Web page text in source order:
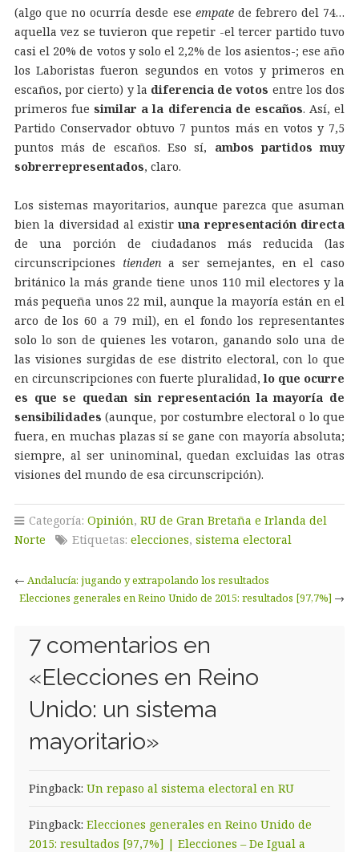
(algo que no ocurría desde ese empatede febrero del 74…
aquella vez se tuvieron que repetir -el tercer partido tuvo
casi el 20% de votos y solo el 2,2% de los asientos-; ese año
los Laboristas fueron segundos en votos y primeros en
escaños, por cierto) y la diferencia de votos entre los dos
primeros fue similar a la diferencia de escaños. Así, el
Partido Conservador obtuvo 7 puntos más en votos y 7,5
puntos más de escaños. Eso sí, ambos partidos muy
sobrerrepresentados, claro.
Los sistemas mayoritarios, aunque parezca que asuman
bien la diversidad al existiruna representación directa
de una porción de ciudadanos más reducida (las
circunscripciones tiendena ser semejantes, en el caso
británico la más grande tiene unos 110 mil electores y la
más pequeña unos 22 mil, aunque la mayoría están en el
arco de los 60 a 79 mil), en el fondo los representantes
solo lo son de quienes les votaron, ganando solo una de
las visiones surgidas de ese distrito electoral, con lo que
en circunscripciones con fuerte pluralidad,lo que ocurre
es que se quedan sin representación la mayoría de
sensibilidades (aunque, por costumbre electoral o lo que
fuera, en muchas plazas sí se gane con mayoría absoluta;
siempre, al ser uninominal, quedan excluidas las otras
visiones del mundo de esa circunscripción).
Categoría: Opinión, RU de Gran Bretaña e Irlanda del
Norte
Etiquetas: elecciones, sistema electoral
← Andalucía: jugando y extrapolando los resultados
Elecciones generales en Reino Unido de 2015: resultados [97,7%] →
7 comentarios en
«Elecciones en Reino
Unido: un sistema
mayoritario»
Pingback: Un repaso al sistema electoral en RU
Pingback: Elecciones generales en Reino Unido de
2015: resultados [97,7%] | Elecciones – De Igual a